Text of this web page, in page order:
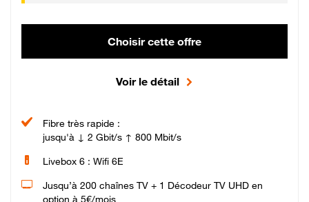
Choisir cette offre
Voir le détail
Fibre très rapide :
jusqu'à ↓ 2 Gbit/s ↑ 800 Mbit/s
Livebox 6 : Wifi 6E
Jusqu’à 200 chaînes TV + 1 Décodeur TV UHD en
option à 5€/mois